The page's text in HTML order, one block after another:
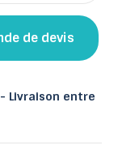
de devis
- Livraison entre